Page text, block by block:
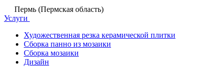
Пермь (Пермская область)
Услуги
Художественная резка керамической плитки
Сборка панно из мозаики
Сборка мозаики
Дизайн